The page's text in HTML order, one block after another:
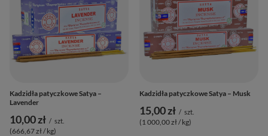
Kadzidła patyczkowe Satya –
Lavender
10,00 zł / szt.
(666,67 zł / kg)
Kadzidła patyczkowe Satya – Musk
15,00 zł / szt.
(1 000,00 zł / kg)